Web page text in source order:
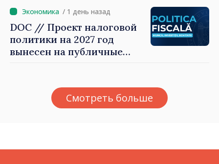
налогу
/ 1 день назад
DOC // Проект налоговой
политики на 2027 год
вынесен на публичные
Смотреть больше